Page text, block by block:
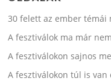
30 felett az ember témái
A fesztiválok ma már
A fesztiválokon sajnos
A fesztiválokon túl is van